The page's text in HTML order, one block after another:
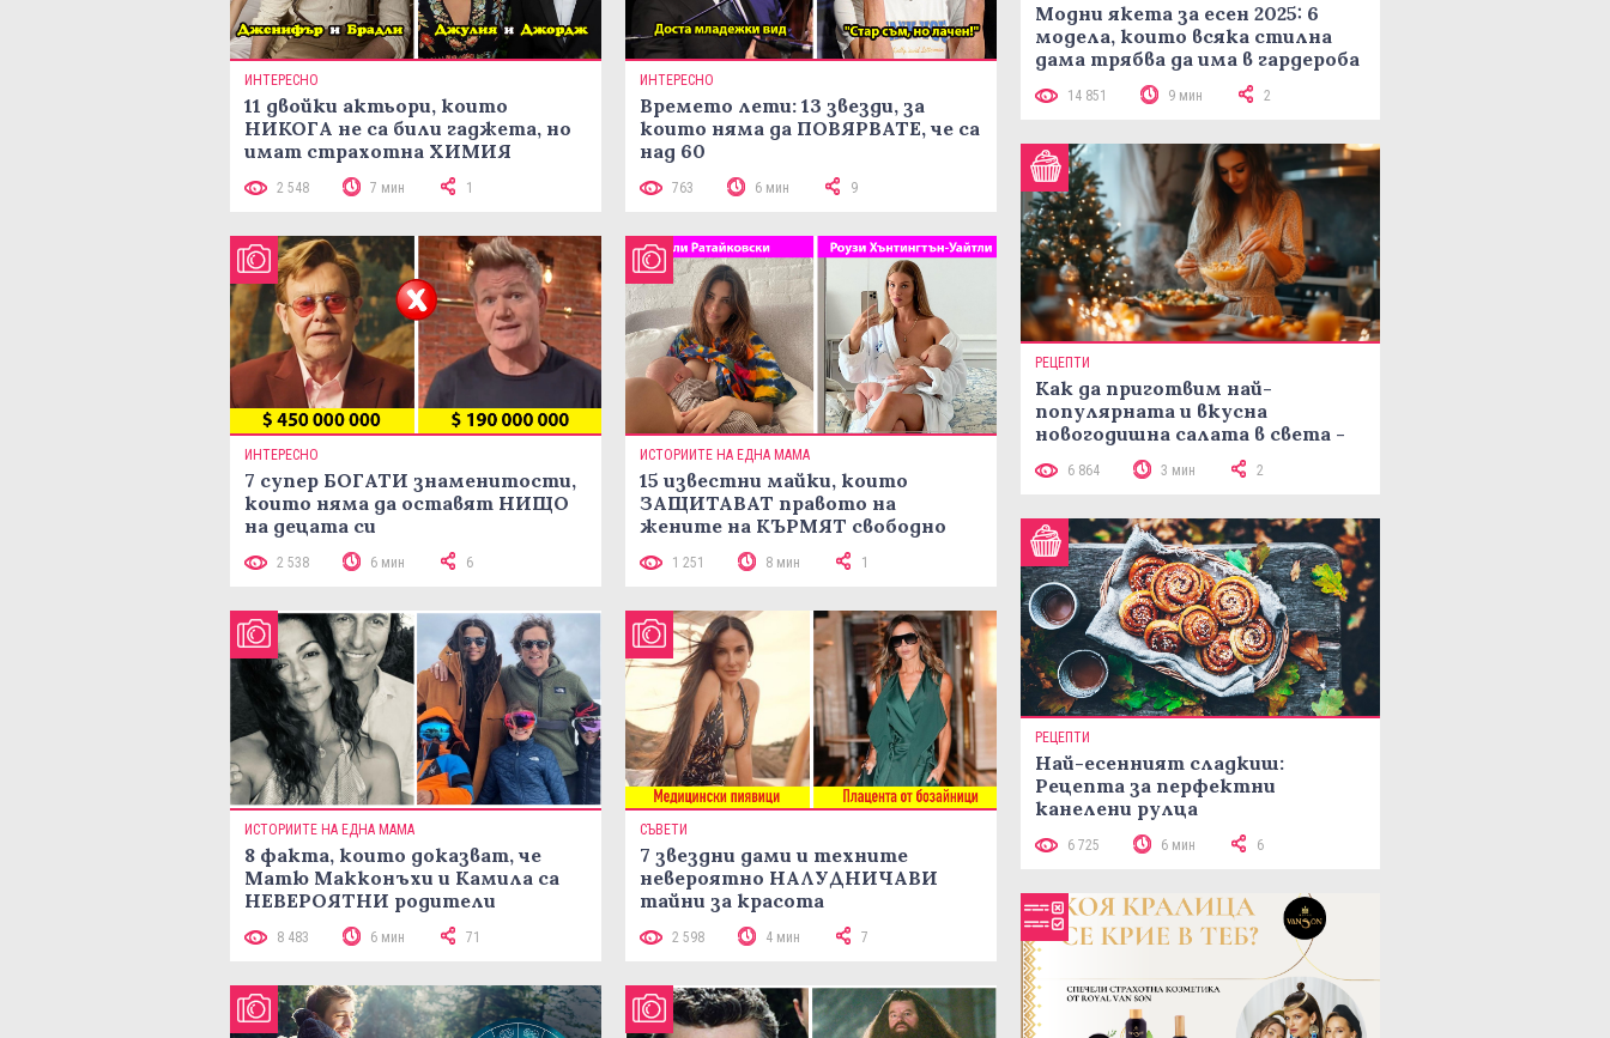
ИНТЕРЕСНО
11 двойки актьори, които
НИКОГА не са били гаджета, но
имат страхотна ХИМИЯ
2 548 7 мин 1
ИНТЕРЕСНО
Времето лети: 13 звезди, за
които няма да ПОВЯРВАТЕ, че са
над 60
763 6 мин 9
ИНТЕРЕСНО
7 супер БОГАТИ знаменитости,
които няма да оставят НИЩО
на децата си
2 538 6 мин 6
ИСТОРИИТЕ НА ЕДНА МАМА
15 известни майки, които
ЗАЩИТАВАТ правото на
жените на КЪРМЯТ свободно
1 251 8 мин 1
ИСТОРИИТЕ НА ЕДНА МАМА
8 факта, които доказват, че
Матю Макконъхи и Камила са
НЕВЕРОЯТНИ родители
8 483 6 мин 71
СЪВЕТИ
7 звездни дами и техните
невероятно НАЛУДНИЧАВИ
тайни за красота
2 598 4 мин 7
Модни якета за есен 2025: 6
модела, които всяка стилна
дама трябва да има в гардероба
14 851 9 мин 2
РЕЦЕПТИ
Как да приготвим най-
популярната и вкусна
новогодишна салата в света -
рецепта Мимоза
6 864 3 мин 2
РЕЦЕПТИ
Най-есенният сладкиш:
Рецепта за перфектни
канелени рулца
6 725 6 мин 6